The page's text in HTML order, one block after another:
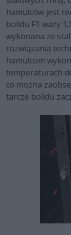
hamulców jest
bolidu F1 waży
wykonana ze
rozwiązania
hamulcom
temperaturach
co można
tarcze bolidu